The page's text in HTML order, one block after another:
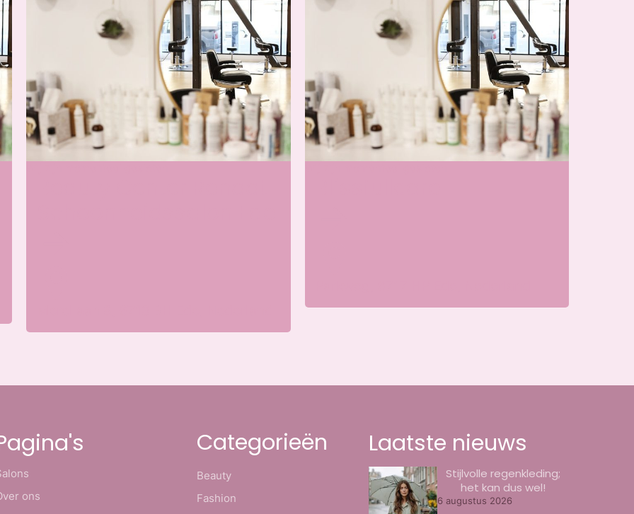
ons
Categorieën
Beauty
Fashion
Laatste nieuws
Stijlvolle regenkleding;
het kan dus wel!
6 augustus 2026